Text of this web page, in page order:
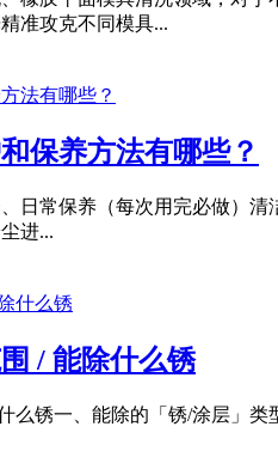
准攻克不同模具...
保养方法有哪些？
日常保养（每次用完必做）
进...
/ 能除什么锈
么锈一、能除的「锈/涂层」